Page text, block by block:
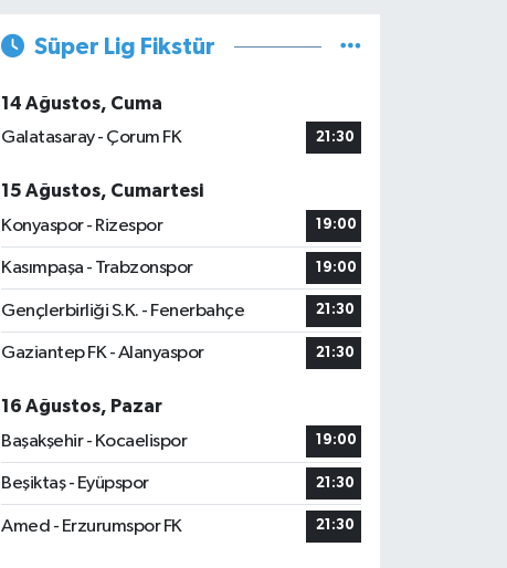
Süper Lig Fikstür
14 Ağustos, Cuma
Galatasaray - Çorum FK
21:30
15 Ağustos, Cumartesi
Konyaspor - Rizespor
19:00
Kasımpaşa - Trabzonspor 19:00
Gençlerbirliği S.K. - Fenerbahçe 21:30
Gaziantep FK - Alanyaspor 21:30
16 Ağustos, Pazar
Başakşehir - Kocaelispor
19:00
Beşiktaş - Eyüpspor 21:30
Amed - Erzurumspor FK 21:30